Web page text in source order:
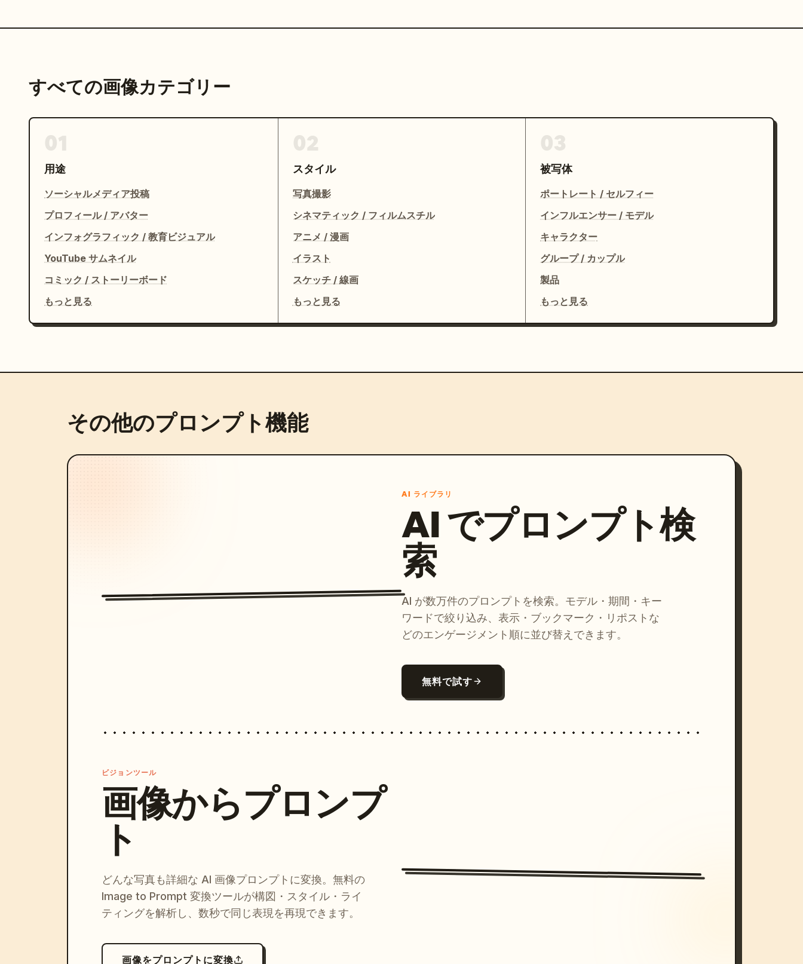
すべての画像カテゴリー
用途
ソーシャルメディア投稿
プロフィール / アバター
インフォグラフィック / 教育ビジュアル
YouTube サムネイル
コミック / ストーリーボード
もっと見る
スタイル
写真撮影
シネマティック / フィルムスチル
アニメ / 漫画
イラスト
スケッチ / 線画
もっと見る
被写体
ポートレート / セルフィー
インフルエンサー / モデル
キャラクター
グループ / カップル
製品
もっと見る
その他のプロンプト機能
AI ライブラリ
AI でプロンプト検
索
AI が数万件のプロンプトを検索。モデル・期間・キー
ワードで絞り込み、表示・ブックマーク・リポストな
どのエンゲージメント順に並び替えできます。
無料で試す
ビジョンツール
画像からプロンプ
ト
どんな写真も詳細な AI 画像プロンプトに変換。無料の
Image to Prompt 変換ツールが構図・スタイル・ライ
ティングを解析し、数秒で同じ表現を再現できます。
画像をプロンプトに変換